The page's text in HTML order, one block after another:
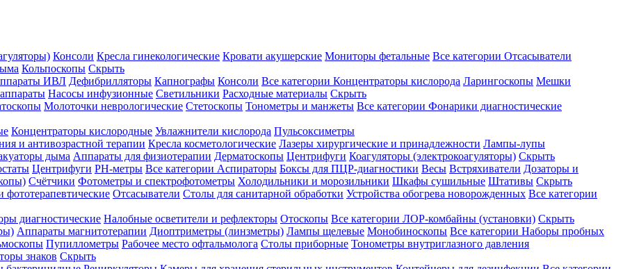
Консоли Кресла гинекологические Кровати акушерские Мониторы фетальные Все категории Отсасыватели
Кольпоскопы Скрыть
ИВЛ Дефибрилляторы Капнографы Консоли Все категории Концентраторы кислорода Ларингоскопы Мешки
Насосы инфузионные Светильники Расходные материалы Скрыть
Молоточки неврологические Стетоскопы Тонометры и манжеты Все категории Фонарики диагностические
Концентраторы кислородные Увлажнители кислорода Пульсоксиметры
и антивозрастной терапии Кресла косметологические Лазеры хирургические и принадлежности Лампы-лупы
дыма Аппараты для физиотерапии Дерматоскопы Центрифуги Коагуляторы (электрокоагуляторы) Скрыть
Центрифуги PH-метры Все категории Аспираторы Боксы для ПЦР-диагностики Весы Встряхиватели Дозаторы и
Счётчики Фотометры и спектрофотометры Холодильники и морозильники Шкафы сушильные Штативы Скрыть
фототерапевтические Отсасыватели Столы для санитарной обработки Устройства обогрева новорожденных Все категории
диагностические Налобные осветители и рефлекторы Отоскопы Все категории ЛОР-комбайны (установки) Скрыть
Аппараты магнитотерапии Диоптриметры (линзметры) Лампы щелевые Монобиноскопы Все категории Наборы пробных
Пупиллометры Рабочее место офтальмолога Столы приборные Тонометры внутриглазного давления
знаков Скрыть